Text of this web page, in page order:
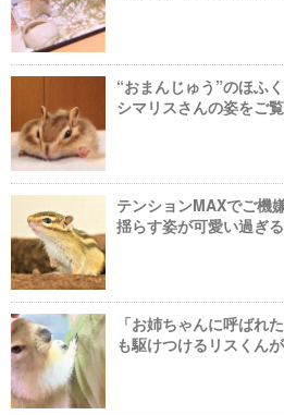
“おまんじゅう”のほふ
シマリスさんの姿をご
テンションMAXでご機
揺らす姿が可愛い過ぎ
「お姉ちゃんに呼ばれ
も駆けつけるリスくん